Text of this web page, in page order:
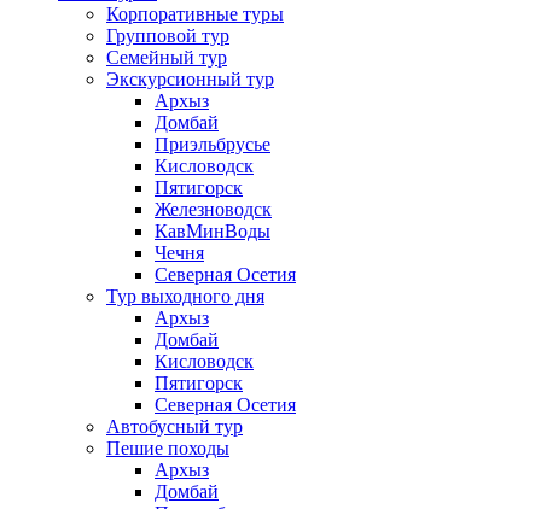
Корпоративные туры
Групповой тур
Семейный тур
Экскурсионный тур
Архыз
Домбай
Приэльбрусье
Кисловодск
Пятигорск
Железноводск
КавМинВоды
Чечня
Северная Осетия
Тур выходного дня
Архыз
Домбай
Кисловодск
Пятигорск
Северная Осетия
Автобусный тур
Пешие походы
Архыз
Домбай